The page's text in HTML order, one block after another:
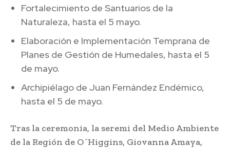
Fortalecimiento de Santuarios de la
Naturaleza, hasta el 5 mayo.
Elaboración e Implementación Temprana de
Planes de Gestión de Humedales, hasta el 5
de mayo.
Archipiélago de Juan Fernández Endémico,
hasta el 5 de mayo.
Tras la ceremonia, la seremi del Medio Ambiente
de la Región de O´Higgins, Giovanna Amaya,